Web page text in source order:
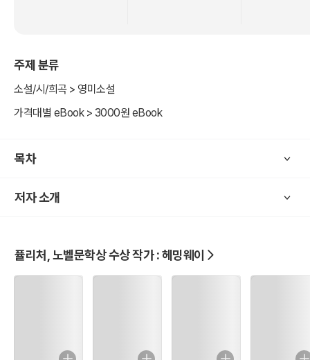
*무기여 잘 있거라 A Farewall to Arms (1929년)
*누구를 위하여 종은 울리나 For Whom the Bell Tolls (1940년)
*노인과 바다 The Old Man and the Sea (1952년)
주제 분류
소설/시/희곡 > 영미소설
가격대별 eBook > 3000원 eBook
목차
저자 소개
퓰리처, 노벨문학상 수상 작가 : 헤밍웨이